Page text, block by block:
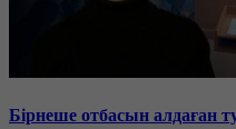
Бірнеше отбасын алдаған